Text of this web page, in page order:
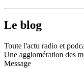
Le blog
Toute l'actu radio et
Une agglomération des
Message